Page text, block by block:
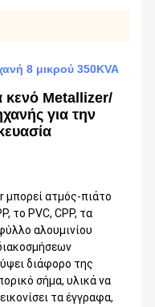
8 μικρού 350KVA
κενό Metallizer/
για την
μπορεί ατμός-πιάτο
το PVC, CPP, τα
αλουμινίου
διάφορο της
σήμα, υλικά να
τα έγγραφα,